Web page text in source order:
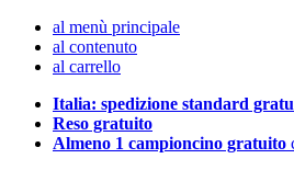
al menù principale
al contenuto
al carrello
Italia: spedizione standard
Reso gratuito
Almeno 1 campioncino gratuito